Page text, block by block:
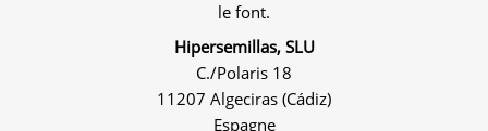
le font.
Hipersemillas, SLU
C./Polaris 18
11207 Algeciras (Cádiz)
Espagne